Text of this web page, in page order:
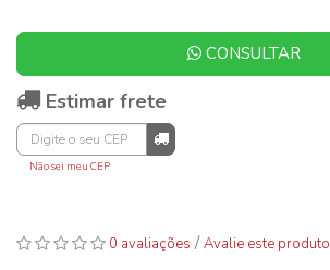
CONSULTAR
Estimar frete
Não sei meu CEP
0 avaliações /Avalie este produto